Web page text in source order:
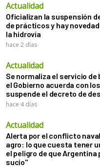
Actualidad
Oficializan la suspensión
de prácticos y hay
la hidrovía
hace 2 días
Actualidad
Se normaliza el servicio
el Gobierno acuerda con
suspende el decreto de
hace 4 días
Actualidad
Alerta por el conflicto
agro: lo que cuesta tener
el peligro de que Argentina
sucio"